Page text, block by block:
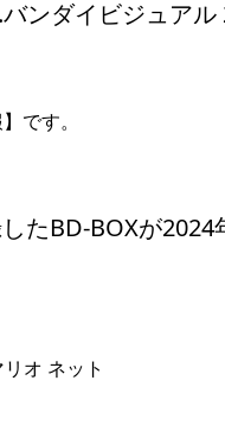
ンダイビジュアル
です。
たBD-BOXが2024
オ ネット